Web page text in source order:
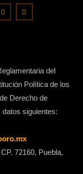
del
Política de los
Derecho de
siguientes:
72160, Puebla,